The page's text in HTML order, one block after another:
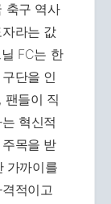
축구 역사
라는 값
FC는 한
단을 인
팬들이 직
혁신적
목을 받
가까이를
적이고